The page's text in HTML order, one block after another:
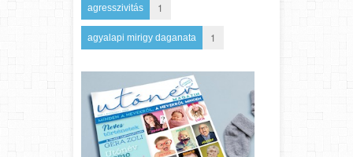
agresszivitás 1
agyalapi mirigy daganata 1